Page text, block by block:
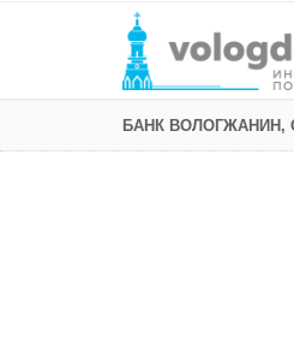
БАНК ВОЛОГЖАНИН,